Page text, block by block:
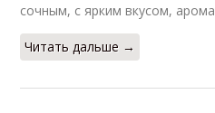
сочным, с ярким вкусом,
Читать дальше →